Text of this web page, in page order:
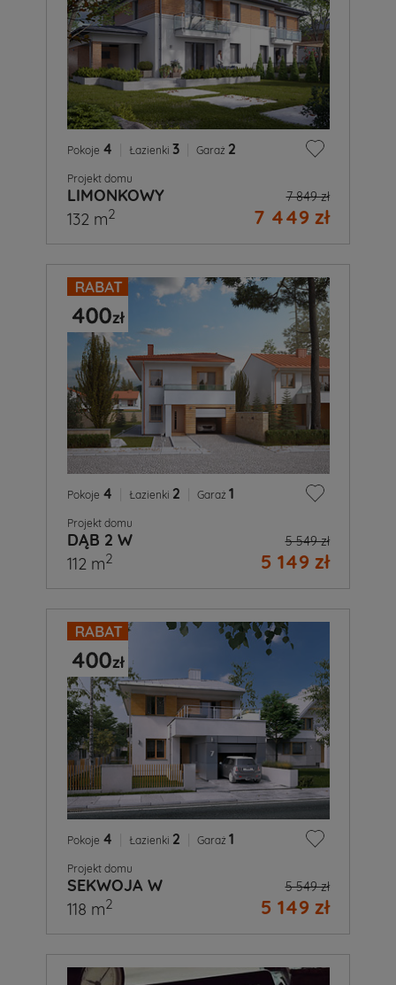
Pokoje 4 Łazienki 3 Garaż 2
Projekt domu
LIMONKOWY 7 849 zł
7 449 zł
132 m2
Pokoje 4 Łazienki 2 Garaż 1
Projekt domu
DĄB 2 W 5 549 zł
5 149 zł
112 m2
Pokoje 4 Łazienki 2 Garaż 1
Projekt domu
SEKWOJA W 5 549 zł
5 149 zł
118 m2